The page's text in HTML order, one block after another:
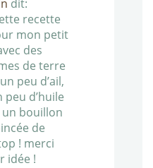
dit:
recette
mon petit
des
de terre
peu d’ail,
d’huile
un bouillon
de
! merci
idée !